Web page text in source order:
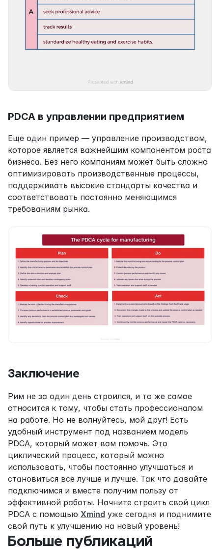
PDCA в управлении предприятием
Еще один пример — управление производством,
которое является важнейшим компонентом роста
бизнеса. Без него компаниям может быть сложно
оптимизировать производственные процессы,
поддерживать высокие стандарты качества и
соответствовать постоянно меняющимся
требованиям рынка.
Заключение
Рим не за один день строился, и то же самое
относится к тому, чтобы стать профессионалом
на работе. Но не волнуйтесь, мой друг! Есть
удобный инструмент под названием модель
PDCA, который может вам помочь. Это
циклический процесс, который можно
использовать, чтобы постоянно улучшаться и
становиться все лучше и лучше. Так что давайте
подключимся и вместе получим пользу от
эффективной работы. Начните строить свой цикл
PDCA с помощью Xmind уже сегодня и поднимите
свой путь к улучшению на новый уровень!
Больше публикаций